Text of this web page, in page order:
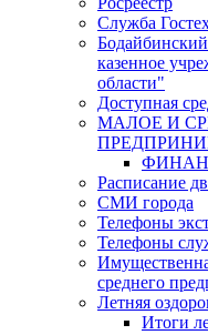
Служба
казенное
области"
Доступная
МАЛОЕ И
Расписание
СМИ города
Телефоны
Телефоны
среднего
Летняя
Итоги